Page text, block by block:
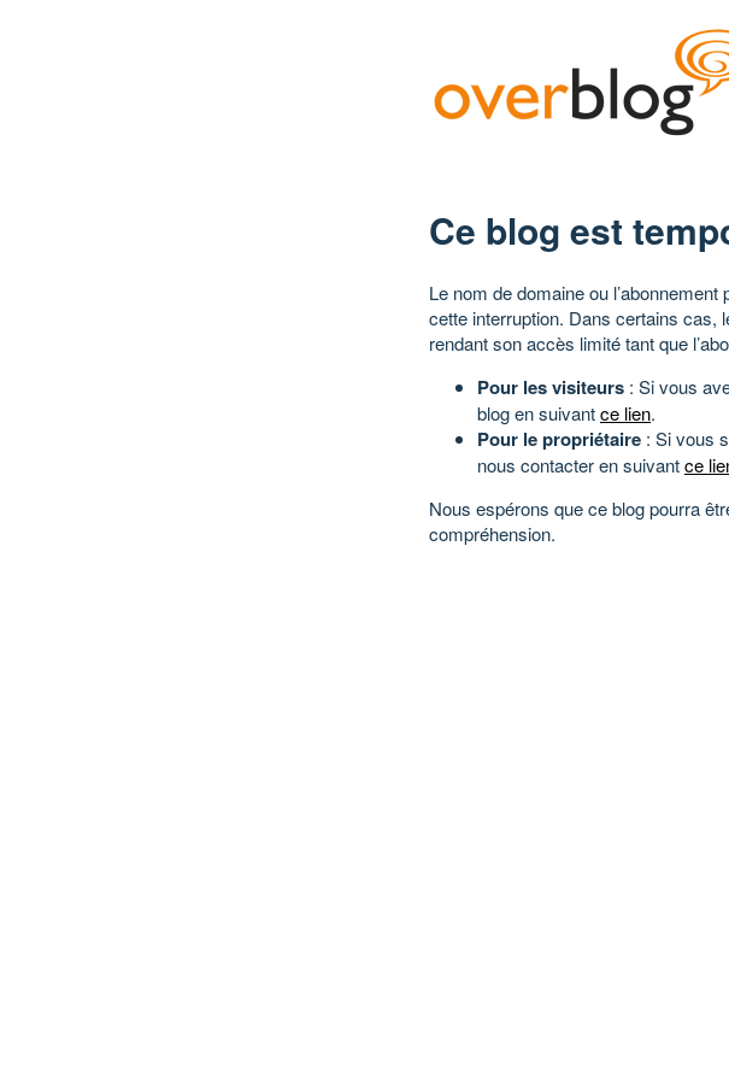
Ce blog est
Le nom de domaine ou
cette interruption. Dans certains cas,
rendant son accès limité tant que
Pour les visiteurs : Si vous
blog en suivantce lien.
Pour le propriétaire : Si vous
nous contacter en suivantce
Nous espérons que ce blog pourra
compréhension.